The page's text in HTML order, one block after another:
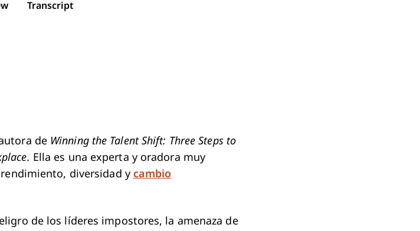
Transcript
de Winning the Talent Shift: Three Steps to
Ella es una experta y oradora muy
diversidad y cambio
de los líderes impostores, la amenaza de